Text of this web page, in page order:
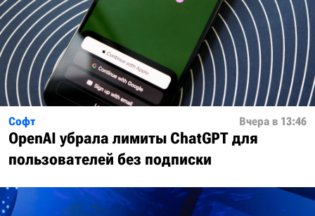
Софт Вчера в 13:46
OpenAI убрала лимиты ChatGPT для
пользователей без подписки